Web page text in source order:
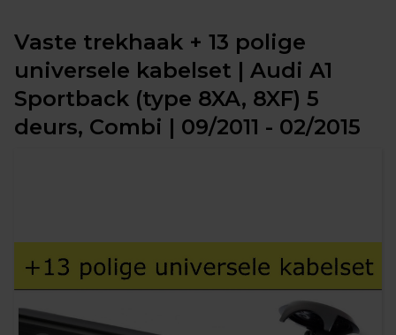
Vaste trekhaak + 13 polige
universele kabelset | Audi A1
Sportback (type 8XA, 8XF) 5
deurs, Combi | 09/2011 - 02/2015